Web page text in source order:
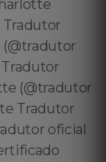
(@tradutor
Tradutor
oficial